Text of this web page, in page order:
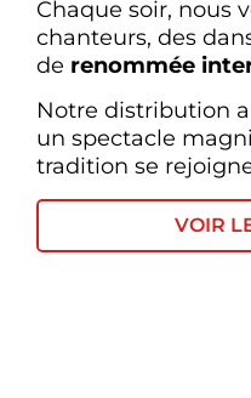
Chaque soir, nous
chanteurs, des
de renommée
Notre distribution
un spectacle
tradition se
VOIR